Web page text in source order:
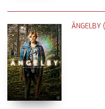
ÄNGELBY